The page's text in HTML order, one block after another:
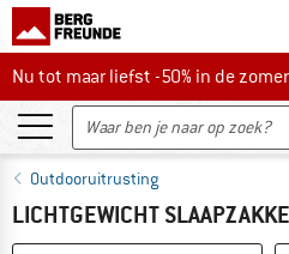
Nu tot maar liefst -50% in de
Nu tot maar liefst -50% in de
Outdooruitrusting
LICHTGEWICHT